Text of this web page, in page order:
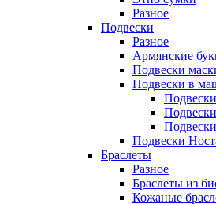
Разное
Подвески
Разное
Армянские
Подвески
Подвески в
Подвески
Браслеты
Разное
Браслеты из
Кожаные